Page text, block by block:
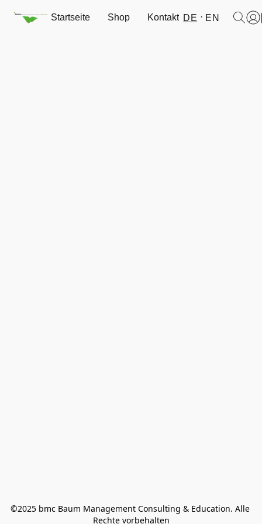
Startseite Shop Kontakt DE EN
©2025 bmc Baum Management Consulting & Education. Alle
Rechte vorbehalten